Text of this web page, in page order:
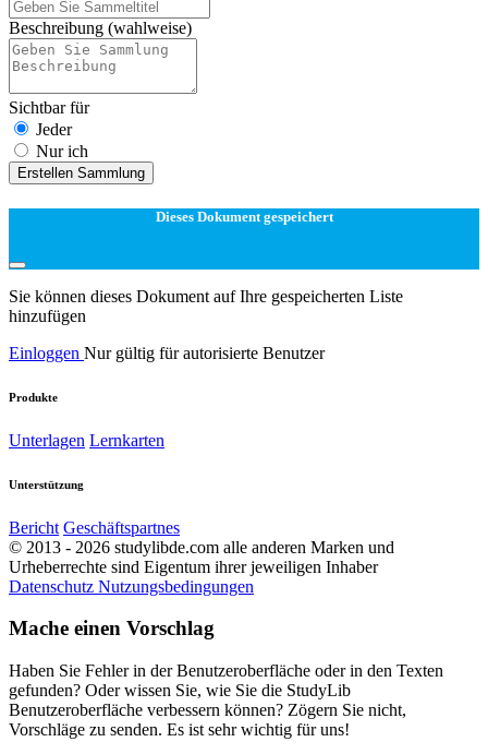
Beschreibung (wahlweise)
Sichtbar für
Jeder
Nur ich
Erstellen Sammlung
Dieses Dokument gespeichert
Sie können dieses Dokument auf Ihre gespeicherten Liste
hinzufügen
Einloggen Nur gültig für autorisierte Benutzer
Produkte
Unterlagen Lernkarten
Unterstützung
Bericht Geschäftspartnes
© 2013 - 2026 studylibde.com alle anderen Marken und
Urheberrechte sind Eigentum ihrer jeweiligen Inhaber
Datenschutz Nutzungsbedingungen
Mache einen Vorschlag
Haben Sie Fehler in der Benutzeroberfläche oder in den Texten
gefunden? Oder wissen Sie, wie Sie die StudyLib
Benutzeroberfläche verbessern können? Zögern Sie nicht,
Vorschläge zu senden. Es ist sehr wichtig für uns!